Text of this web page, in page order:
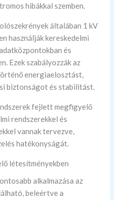
hibákkal szemben.
általában 1 kV
használják kereskedelmi
és
Ezek szabályozzák az
energiaelosztást,
biztonságot és stabilitást.
fejlett megfigyelő
rendszerekkel és
vannak tervezve,
hatékonyságát.
létesítményekben
alkalmazása az
beleértve a